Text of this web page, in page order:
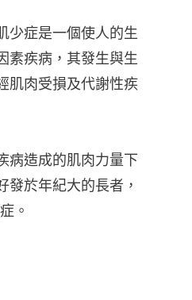
少症是一個使人的生
素疾病，其發生與生
肌肉受損及代謝性疾
病造成的肌肉力量下
發於年紀大的長者，
。